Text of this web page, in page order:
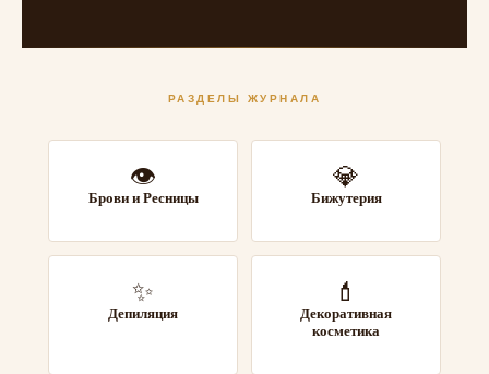
РАЗДЕЛЫ ЖУРНАЛА
👁
Брови и Ресницы
💎
Бижутерия
✨
Депиляция
💄
Декоративная
косметика